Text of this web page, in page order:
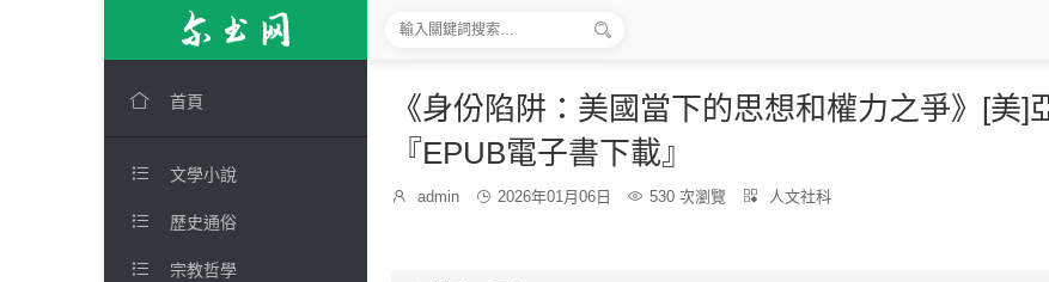

 首頁
 文學小說
 歷史通俗
 宗教哲學
《身份陷阱：美國當下的思想和權力之爭》[美]
『EPUB電子書下載』

博
admin  發
2026年01月06日  530 次瀏覽 
分
人文社科